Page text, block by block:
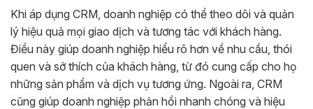
Khi áp dụng CRM, doanh nghiệp có thể theo dõi và quản
lý hiệu quả mọi giao dịch và tương tác với khách hàng.
Điều này giúp doanh nghiệp hiểu rõ hơn về nhu cầu, thói
quen và sở thích của khách hàng, từ đó cung cấp cho họ
những sản phẩm và dịch vụ tương ứng. Ngoài ra, CRM
cũng giúp doanh nghiệp phản hồi nhanh chóng và hiệu